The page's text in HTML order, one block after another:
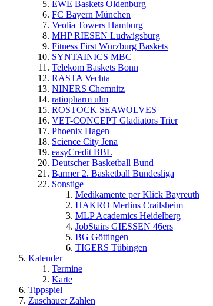
EWE Baskets Oldenburg
FC Bayern München
Veolia Towers Hamburg
MHP RIESEN Ludwigsburg
Fitness First Würzburg Baskets
SYNTAINICS MBC
Telekom Baskets Bonn
RASTA Vechta
NINERS Chemnitz
ratiopharm ulm
ROSTOCK SEAWOLVES
VET-CONCEPT Gladiators Trier
Phoenix Hagen
Science City Jena
easyCredit BBL
Deutscher Basketball Bund
Barmer 2. Basketball Bundesliga
Sonstige
Medikamente per Klick Bayreuth
HAKRO Merlins Crailsheim
MLP Academics Heidelberg
JobStairs GIESSEN 46ers
BG Göttingen
TIGERS Tübingen
Kalender
Termine
Karte
Tippspiel
Zuschauer Zahlen